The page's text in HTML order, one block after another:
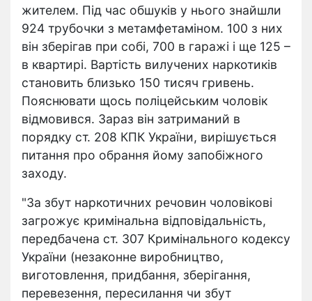
жителем. Під час обшуків у нього знайшли
924 трубочки з метамфетаміном. 100 з них
він зберігав при собі, 700 в гаражі і ще 125 –
в квартирі. Вартість вилучених наркотиків
становить близько 150 тисяч гривень.
Пояснювати щось поліцейським чоловік
відмовився. Зараз він затриманий в
порядку ст. 208 КПК України, вирішується
питання про обрання йому запобіжного
заходу.
"За збут наркотичних речовин чоловікові
загрожує кримінальна відповідальність,
передбачена ст. 307 Кримінального кодексу
України (незаконне виробництво,
виготовлення, придбання, зберігання,
перевезення, пересилання чи збут